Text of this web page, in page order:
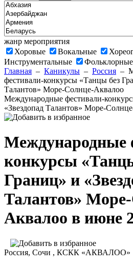
жанр мероприятия
Хоровые
Вокальные
Инструментальные
Фольклорные
Главная – Каникулы – Россия –
фестивали-конкурсы «Танцы без
Талантов» Море-Солнце-Аквалоо
Международные фестивали-
«Звездопад Талантов» Море-
Международные
конкурсы
Границ» и
Талантов»
Аквалоо в июне
Россия, Сочи , КСКК «АКВАЛОО»